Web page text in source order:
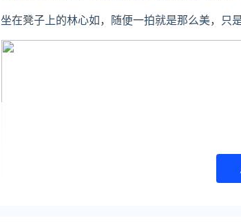
坐在凳子上的林心如，随便一拍就是那么美，只